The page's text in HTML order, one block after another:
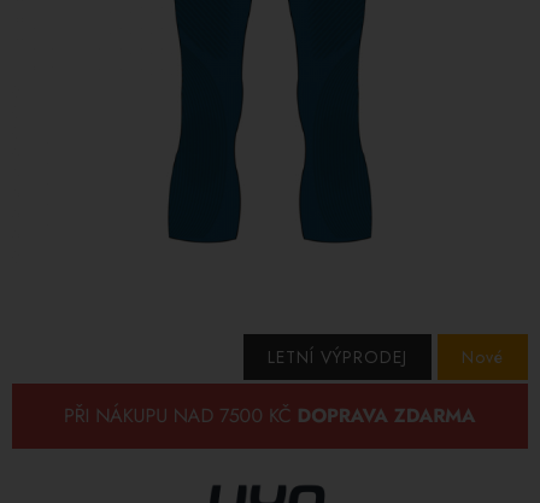
Nové
LETNÍ VÝPRODEJ